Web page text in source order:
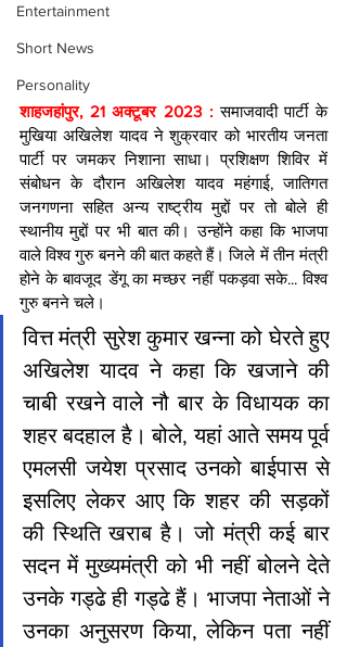
Entertainment
Short News
Personality
शाहजहांपुर, 21 अक्टूबर 2023 : समाजवादी पार्टी के
मुखिया अखिलेश यादव ने शुक्रवार को भारतीय जनता
पार्टी पर जमकर निशाना साधा। प्रशिक्षण शिविर में
संबोधन के दौरान अखिलेश यादव महंगाई, जातिगत
जनगणना सहित अन्य राष्ट्रीय मुद्दों पर तो बोले ही
स्थानीय मुद्दों पर भी बात की। उन्होंने कहा कि भाजपा
वाले विश्व गुरु बनने की बात कहते हैं। जिले में तीन मंत्री
होने के बावजूद डेंगू का मच्छर नहीं पकड़वा सके... विश्व
गुरु बनने चले।
वित्त मंत्री सुरेश कुमार खन्ना को घेरते हुए
अखिलेश यादव ने कहा कि खजाने की
चाबी रखने वाले नौ बार के विधायक का
शहर बदहाल है। बोले, यहां आते समय पूर्व
एमलसी जयेश प्रसाद उनको बाईपास से
इसलिए लेकर आए कि शहर की सड़कों
की स्थिति खराब है। जो मंत्री कई बार
सदन में मुख्यमंत्री को भी नहीं बोलने देते
उनके गड्ढे ही गड्ढे हैं। भाजपा नेताओं ने
उनका अनुसरण किया, लेकिन पता नहीं